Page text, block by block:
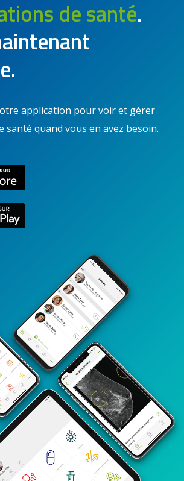
de santé.
application pour voir et gérer
santé quand vous en avez besoin.